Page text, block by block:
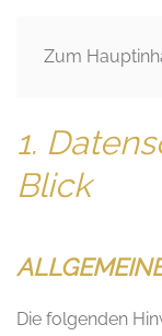
Zum
1.
Blick
Die folgenden